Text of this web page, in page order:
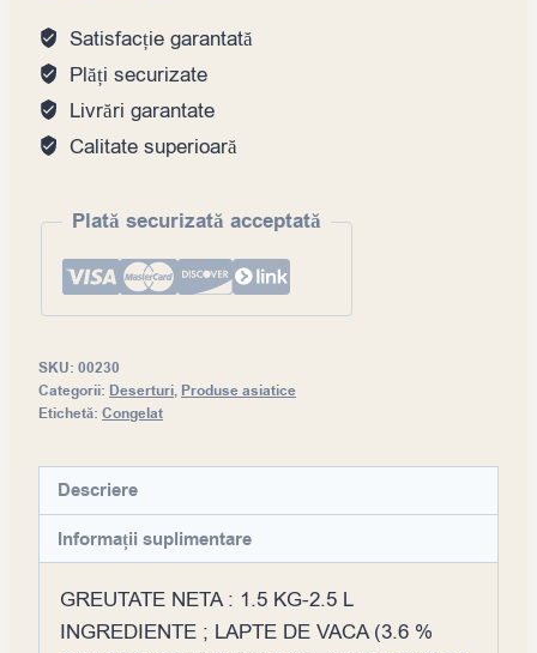
Satisfacție garantată
Plăți securizate
Livrări garantate
Calitate superioară
Plată securizată acceptată
SKU: 00230
Categorii: Deserturi, Produse asiatice
Etichetă: Congelat
Descriere
Informații suplimentare
GREUTATE NETA : 1.5 KG-2.5 L
INGREDIENTE ; LAPTE DE VACA (3.6 %